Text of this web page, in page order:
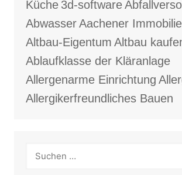
Küche 3d-software
AbwasserAachener
Altbau-Eigentum Altbau
Ablaufklasse der Kläranlage
Allergenarme Einrichtung
Allergikerfreundliches Bauen